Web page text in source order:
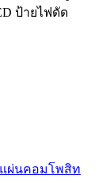
ป้ายไฟดัด
ผ่นคอมโพสิท